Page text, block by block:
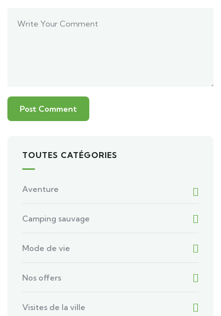
TOUTES CATÉGORIES
Aventure
Camping sauvage
Mode de vie
Nos offers
Visites de la ville